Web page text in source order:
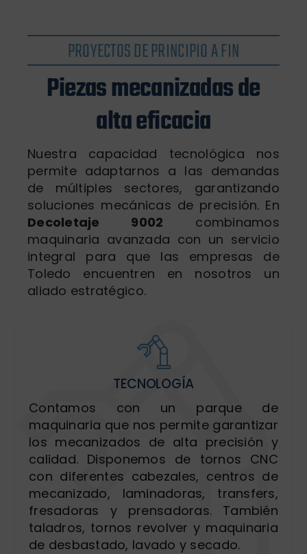
PROYECTOS DE PRINCIPIO A FIN
Piezas mecanizadas de
alta eficacia
Nuestra capacidad tecnológica nos
permite adaptarnos a las demandas
de múltiples sectores, garantizando
soluciones mecánicas de precisión. En
Decoletaje 9002 combinamos
maquinaria avanzada con un servicio
integral para que las empresas de
Toledo encuentren en nosotros un
aliado estratégico.
TECNOLOGÍA
Contamos con un parque de
maquinaria que nos permite garantizar
los mecanizados de alta precisión y
calidad. Disponemos de tornos CNC
con diferentes cabezales, centros de
mecanizado, laminadoras, transfers,
fresadoras y prensadoras. También
taladros, tornos revolver y maquinaria
de desbastado, lavado y secado.